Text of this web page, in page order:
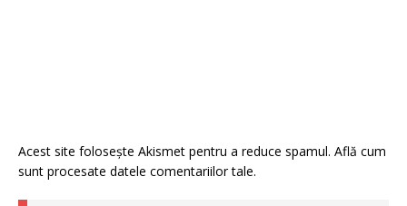
Acest site folosește Akismet pentru a reduce spamul. Află cum
sunt procesate datele comentariilor tale.